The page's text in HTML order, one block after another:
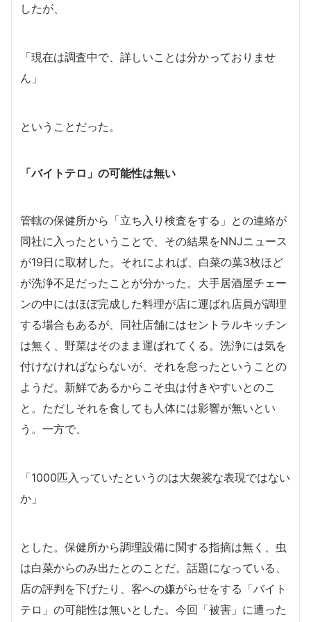
したが、
「現在は調査中で、詳しいことは分かっておりませ
ん」
ということだった。
「バイトテロ」の可能性は無い
管轄の保健所から「立ち入り検査をする」との連絡が
同社に入ったということで、その結果をNNJニュース
が19日に取材した。それによれば、白菜の葉3枚ほど
が洗浄不足だったことが分かった。大手居酒屋チェー
ンの中にはほぼ完成した料理が店に運ばれ店員が調理
する場合もあるが、同社店舗にはセントラルキッチン
は無く、野菜はそのまま運ばれてくる。洗浄には気を
付けなければならないが、それを怠ったということの
ようだ。新鮮であるからこそ虫は付きやすいとのこ
と。ただしそれを食しても人体には影響が無いとい
う。一方で、
「1000匹入っていたというのは大袈裟な表現ではない
か」
とした。保健所から調理設備に関する指摘は無く、虫
は白菜からのみ出たとのことだ。話題になっている、
店の評判を下げたり、客への嫌がらせをする「バイト
テロ」の可能性は無いとした。今回「被害」に遭った